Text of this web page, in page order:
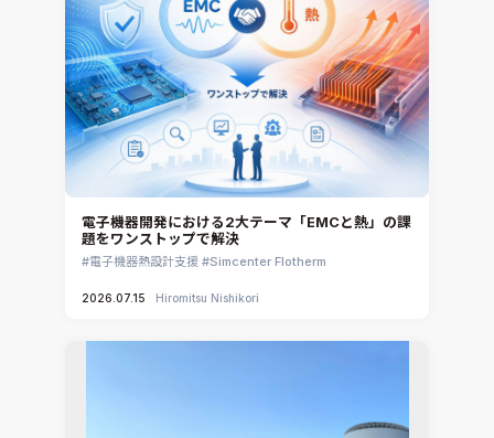
電子機器開発における2大テーマ「EMCと熱」の課
題をワンストップで解決
電子機器熱設計支援 Simcenter Flotherm
2026.07.15 Hiromitsu Nishikori